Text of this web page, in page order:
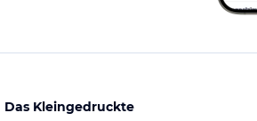
Das Kleingedruckte